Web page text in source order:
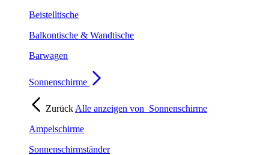
Beistelltische
Balkontische & Wandtische
Barwagen
Sonnenschirme
Zurück Alle anzeigen von Sonnenschirme
Ampelschirme
Sonnenschirmständer